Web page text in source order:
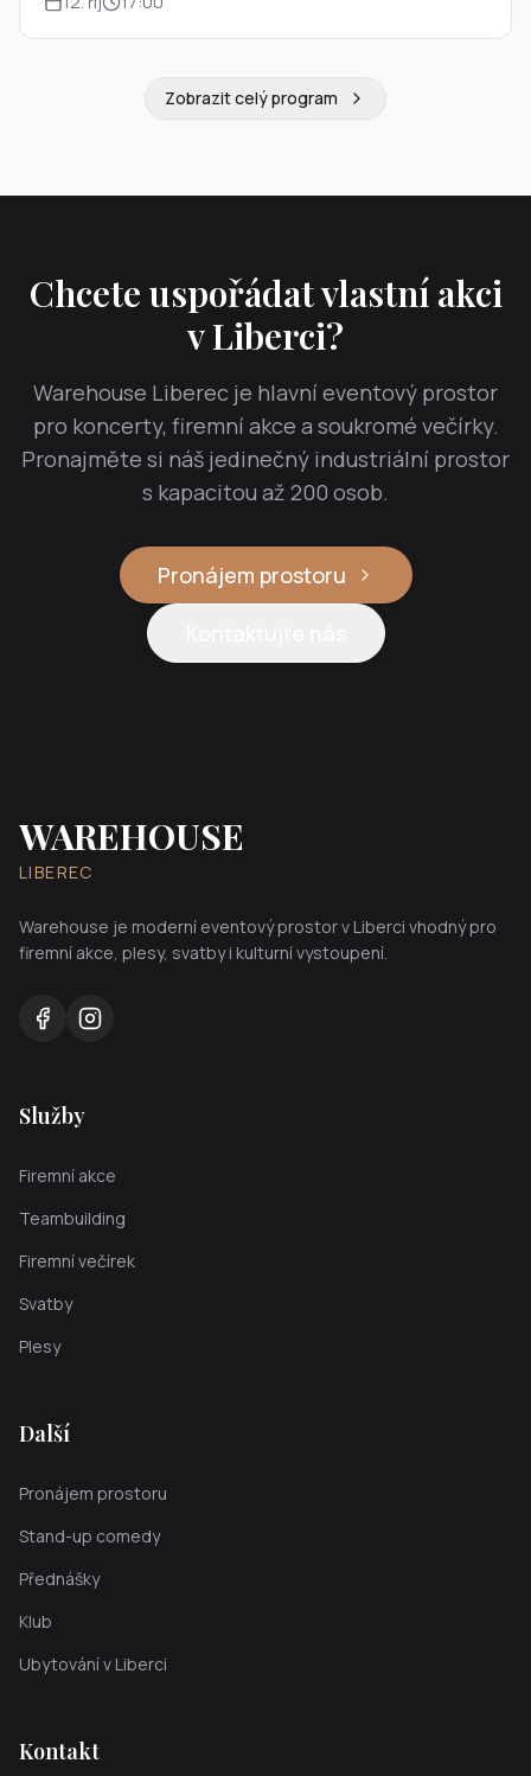
Zobrazit celý program
Chcete uspořádat vlastní akci
v Liberci?
Warehouse Liberec je hlavní eventový prostor
pro koncerty, firemní akce a soukromé večírky.
Pronajměte si náš jedinečný industriální prostor
s kapacitou až 200 osob.
Pronájem prostoru
WAREHOUSE
LIBEREC
Warehouse je moderní eventový prostor v Liberci vhodný pro
firemní akce, plesy, svatby i kulturní vystoupení.
Služby
Firemní akce
Teambuilding
Firemní večírek
Svatby
Plesy
Další
Pronájem prostoru
Stand-up comedy
Přednášky
Klub
Ubytování v Liberci
Kontakt